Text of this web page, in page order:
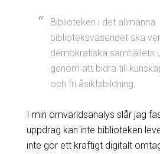
Biblioteken i det allmänna
biblioteksväsendet ska
demokratiska samhällets
genom att bidra till
och fri åsiktsbildning.
I min omvärldsanalys slår jag
uppdrag kan inte biblioteken
inte gör ett kraftigt digitalt